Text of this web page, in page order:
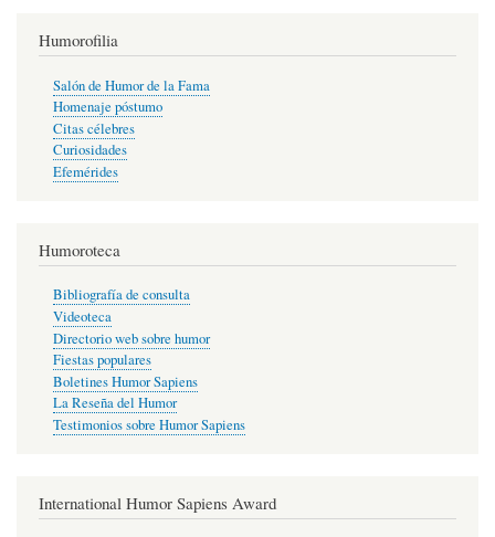
Humorofilia
Salón de Humor de la Fama
Homenaje póstumo
Citas célebres
Curiosidades
Efemérides
Humoroteca
Bibliografía de consulta
Videoteca
Directorio web sobre humor
Fiestas populares
Boletines Humor Sapiens
La Reseña del Humor
Testimonios sobre Humor Sapiens
International Humor Sapiens Award